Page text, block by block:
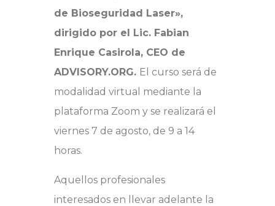
de Bioseguridad Laser»,
dirigido por el Lic. Fabian
Enrique Casirola, CEO de
ADVISORY.ORG. El curso será de
modalidad virtual mediante la
plataforma Zoom y se realizará el
viernes 7 de agosto, de 9 a 14
horas.
Aquellos profesionales
interesados en llevar adelante la